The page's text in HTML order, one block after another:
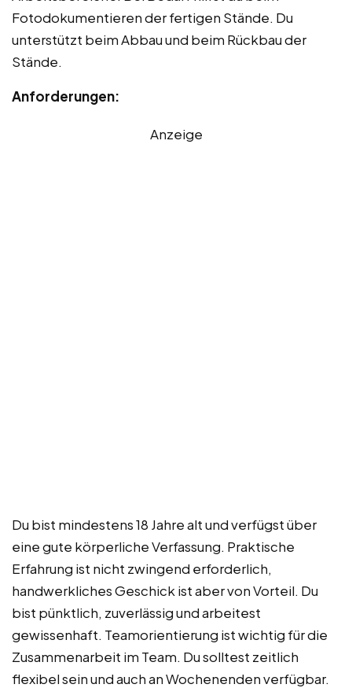
Fotodokumentieren der fertigen Stände. Du
unterstützt beim Abbau und beim Rückbau der
Stände.
Anforderungen:
Anzeige
Du bist mindestens 18 Jahre alt und verfügst über
eine gute körperliche Verfassung. Praktische
Erfahrung ist nicht zwingend erforderlich,
handwerkliches Geschick ist aber von Vorteil. Du
bist pünktlich, zuverlässig und arbeitest
gewissenhaft. Teamorientierung ist wichtig für die
Zusammenarbeit im Team. Du solltest zeitlich
flexibel sein und auch an Wochenenden verfügbar.